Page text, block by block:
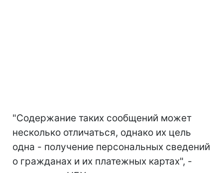
"Содержание таких сообщений может
несколько отличаться, однако их цель
одна - получение персональных сведений
о гражданах и их платежных картах", -